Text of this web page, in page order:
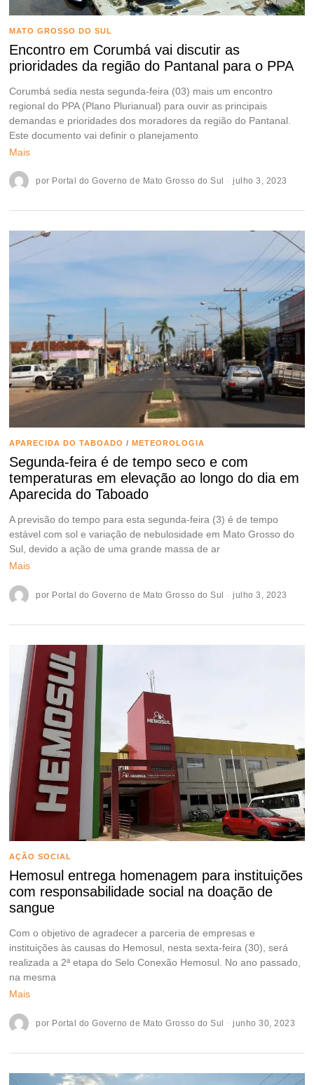
MATO GROSSO DO SUL
Encontro em Corumbá vai discutir as
prioridades da região do Pantanal para o PPA
Corumbá sedia nesta segunda-feira (03) mais um encontro
regional do PPA (Plano Plurianual) para ouvir as principais
demandas e prioridades dos moradores da região do Pantanal.
Este documento vai definir o planejamento
Mais
por Portal do Governo de Mato Grosso do Sul julho 3, 2023
APARECIDA DO TABOADO / METEOROLOGIA
Segunda-feira é de tempo seco e com
temperaturas em elevação ao longo do dia em
Aparecida do Taboado
A previsão do tempo para esta segunda-feira (3) é de tempo
estável com sol e variação de nebulosidade em Mato Grosso do
Sul, devido a ação de uma grande massa de ar
Mais
por Portal do Governo de Mato Grosso do Sul julho 3, 2023
AÇÃO SOCIAL
Hemosul entrega homenagem para instituições
com responsabilidade social na doação de
sangue
Com o objetivo de agradecer a parceria de empresas e
instituições às causas do Hemosul, nesta sexta-feira (30), será
realizada a 2ª etapa do Selo Conexão Hemosul. No ano passado,
na mesma
Mais
por Portal do Governo de Mato Grosso do Sul junho 30, 2023